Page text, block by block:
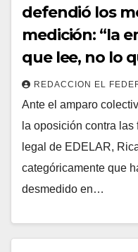
defendió los
medición: “la
que lee, no lo
REDACCION EL
Ante el amparo
la oposición contra
legal de EDELAR,
categóricamente que
desmedido en…